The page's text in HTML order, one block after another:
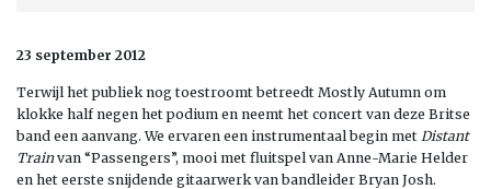
23 september 2012
Terwijl het publiek nog toestroomt betreedt Mostly Autumn om
klokke half negen het podium en neemt het concert van deze Britse
band een aanvang. We ervaren een instrumentaal begin met Distant
Trainvan “Passengers”, mooi met fluitspel van Anne-Marie Helder
en het eerste snijdende gitaarwerk van bandleider Bryan Josh.